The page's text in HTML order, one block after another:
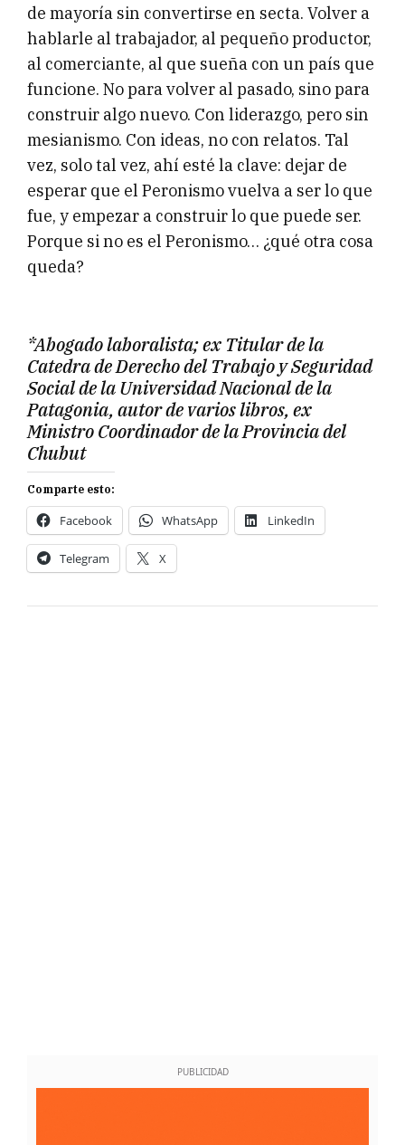
de mayoría sin convertirse en secta. Volver a
hablarle al trabajador, al pequeño productor,
al comerciante, al que sueña con un país que
funcione. No para volver al pasado, sino para
construir algo nuevo. Con liderazgo, pero sin
mesianismo. Con ideas, no con relatos. Tal
vez, solo tal vez, ahí esté la clave: dejar de
esperar que el Peronismo vuelva a ser lo que
fue, y empezar a construir lo que puede ser.
Porque si no es el Peronismo… ¿qué otra cosa
queda?
*Abogado laboralista; ex Titular de la
Catedra de Derecho del Trabajo y Seguridad
Social de la Universidad Nacional de la
Patagonia, autor de varios libros, ex
Ministro Coordinador de la Provincia del
Chubut
Comparte esto:
Facebook WhatsApp LinkedIn
Telegram X